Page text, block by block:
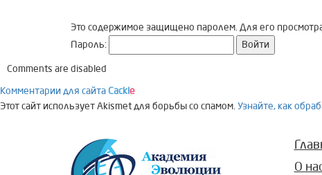
Это содержимое защищено паролем. Для его
Пароль:
Comments are disabled
Комментарии для сайта Cackl e
Этот сайт использует Akismet для борьбы со спамом. Узнайте, как
О